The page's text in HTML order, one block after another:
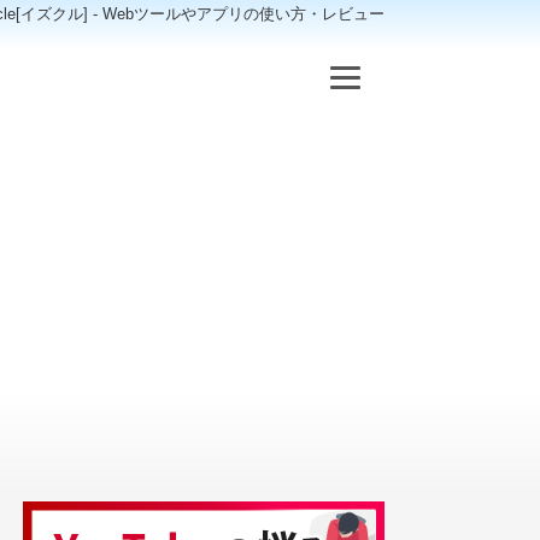
イズクル] - Webツールやアプリの使い方・レビュー